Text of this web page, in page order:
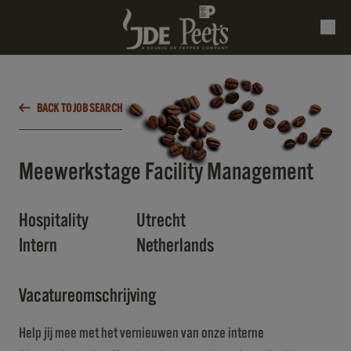
BACK TO JOB SEARCH
Meewerkstage Facility Management
Hospitality
Utrecht
Intern
Netherlands
Vacatureomschrijving
Help jij mee met het vernieuwen van onze interne